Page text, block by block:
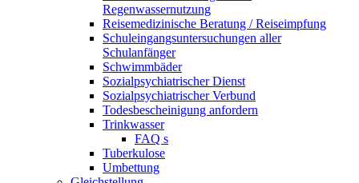
Regenwassernutzung
Reisemedizinische Beratung / Reiseimpfung
Schuleingangsuntersuchungen aller
Schulanfänger
Schwimmbäder
Sozialpsychiatrischer Dienst
Sozialpsychiatrischer Verbund
Todesbescheinigung anfordern
Trinkwasser
FAQ s
Tuberkulose
Umbettung